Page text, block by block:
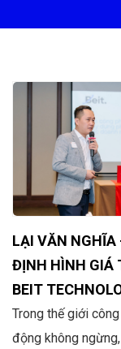
LẠI VĂN NGHĨA
ĐỊNH HÌNH GIÁ
BEIT
Trong thế giới
động không